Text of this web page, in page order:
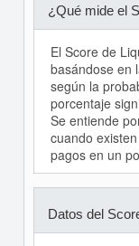
¿Qué mide el
El Score de
basándose en
según la
porcentaje
Se entiende
cuando
pagos en un
Datos del